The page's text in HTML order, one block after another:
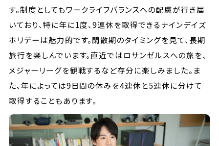
す。制度としてもワークライフバランスへの配慮が行き届
いており、特に年に1度、9連休を取得できるナインデイズ
ホリデーは魅力的です。閑散期のタイミングを見て、長期
旅行を楽しんでいます。直近ではロサンゼルスへの旅を、
メジャーリーグを観戦するなど存分に楽しみました。ま
た、年によっては9日間の休みを4連休と5連休に分けて
取得することもあります。